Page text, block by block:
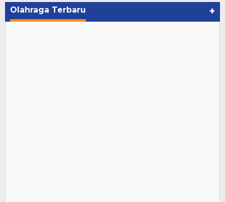
Olahraga Terbaru +